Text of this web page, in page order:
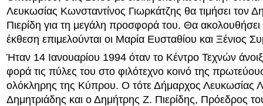
Λευκωσίας Κωνσταντίνος Γιωρκάτζης θα τιμήσει τον
Πιερίδη για τη μεγάλη προσφορά του. Θα
έκθεση επιμελούνται οι Μαρία Ευσταθίου και Ξένιος
Ήταν 14 Ιανουαρίου 1994 όταν το Κέντρο Τεχνών
φορά τις πύλες του στο φιλότεχνο κοινό της
ολόκληρης της Κύπρου. Ο τότε Δήμαρχος Λευκωσίας
Δημητριάδης και ο Δημήτρης Ζ. Πιερίδης, Πρόεδρος